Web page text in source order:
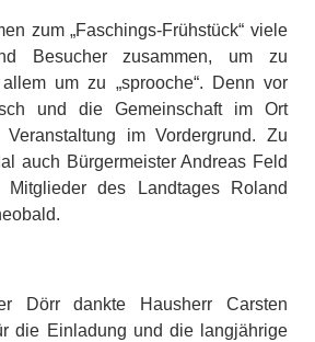
zum „Faschings-Frühstück“ viele
Besucher zusammen, um zu
um zu „sprooche“. Denn vor
und die Gemeinschaft im Ort
im Vordergrund. Zu
auch Bürgermeister Andreas Feld
des Landtages Roland
Dörr dankte Hausherr Carsten
die Einladung und die langjährige